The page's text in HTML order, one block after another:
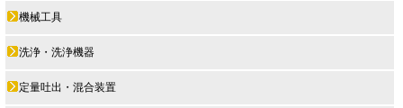
機械工具
洗浄・洗浄機器
定量吐出・混合装置